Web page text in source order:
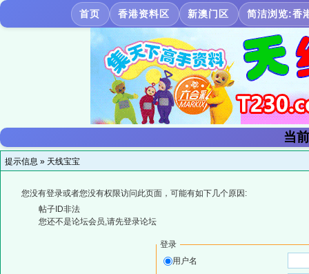
首页 香港资料区 新澳门区 简洁浏览:香
当
提示信息 » 天线宝宝
您没有登录或者您没有权限访问此页面，可能有如下几个原因:
帖子ID非法
您还不是论坛会员,请先登录论坛
登录
用户名